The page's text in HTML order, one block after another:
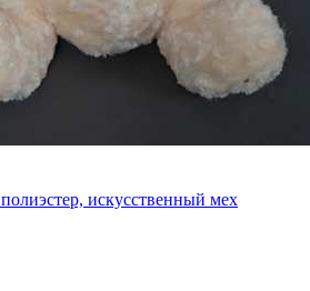
полиэстер, искусственный мех